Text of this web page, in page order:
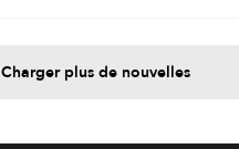
Charger plus de nouvelles